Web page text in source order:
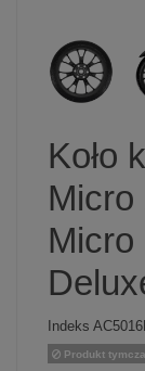
Koło
Micro
Micro
Indeks
Produkt